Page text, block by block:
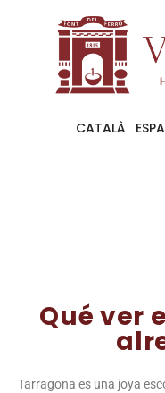
CATALÀ
Qué ver
Tarragona es una joya